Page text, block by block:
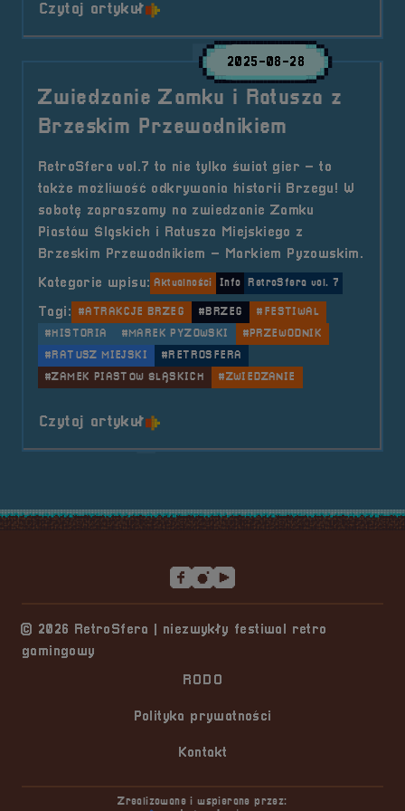
Czytaj artykuło tytule Zwiedzanie Zamku
2025-08-28
Zwiedzanie Zamku i Ratusza z
Brzeskim Przewodnikiem
RetroSfera vol.7 to nie tylko świat gier – to
także możliwość odkrywania historii Brzegu! W
sobotę zapraszamy na zwiedzanie Zamku
Piastów Śląskich i Ratusza Miejskiego z
Brzeskim Przewodnikiem – Markiem Pyzowskim.
Kategorie wpisu: Aktualności Info RetroSfera vol. 7
Tagi: #ATRAKCJE BRZEG #BRZEG
#FESTIWAL
#HISTORIA
#MAREK PYZOWSKI
#PRZEWODNIK
#RATUSZ MIEJSKI
#RETROSFERA
#ZAMEK PIASTÓW ŚLĄSKICH
#ZWIEDZANIE
Czytaj artykuło tytule Zwiedzanie Zamku i
© 2026 RetroSfera | niezwykły festiwal retro
gamingowy
RODO
Polityka prywatności
Kontakt
Zrealizowane i wspierane przez: